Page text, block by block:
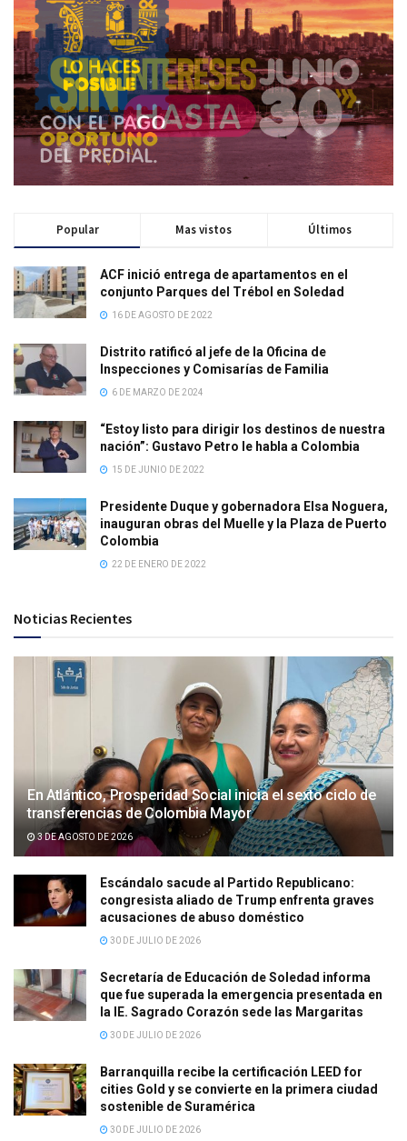
Popular Mas vistos Últimos
ACF inició entrega de apartamentos en el
conjunto Parques del Trébol en Soledad
16 DE AGOSTO DE 2022
Distrito ratificó al jefe de la Oficina de
Inspecciones y Comisarías de Familia
6 DE MARZO DE 2024
“Estoy listo para dirigir los destinos de nuestra
nación”: Gustavo Petro le habla a Colombia
15 DE JUNIO DE 2022
Presidente Duque y gobernadora Elsa Noguera,
inauguran obras del Muelle y la Plaza de Puerto
Colombia
22 DE ENERO DE 2022
Noticias Recientes
En Atlántico, Prosperidad Social inicia el sexto ciclo de
transferencias de Colombia Mayor
3 DE AGOSTO DE 2026
Escándalo sacude al Partido Republicano:
congresista aliado de Trump enfrenta graves
acusaciones de abuso doméstico
30 DE JULIO DE 2026
Secretaría de Educación de Soledad informa
que fue superada la emergencia presentada en
la IE. Sagrado Corazón sede las Margaritas
30 DE JULIO DE 2026
Barranquilla recibe la certificación LEED for
cities Gold y se convierte en la primera ciudad
sostenible de Suramérica
30 DE JULIO DE 2026